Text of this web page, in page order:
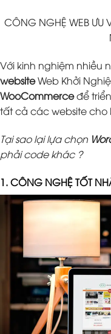
CÔNG NGHỆ WEB ƯU
Với kinh nghiệm nhiều
websiteWeb Khởi
WooCommerceđể
tất cả các website cho
Tại sao lại lựa chọn
phải code khác ?
1. CÔNG NGHỆ TỐT